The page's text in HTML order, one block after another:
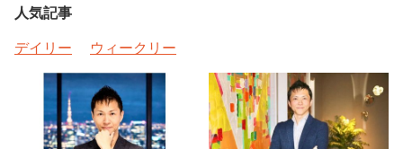
人気記事
デイリー
ウィークリー